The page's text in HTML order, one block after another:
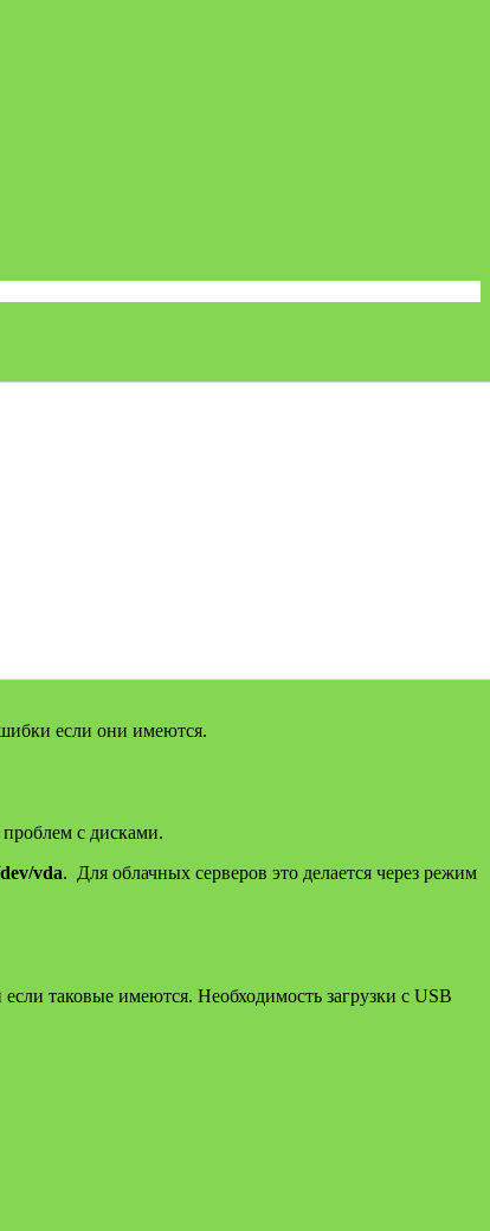
если они имеются.
с дисками.
vda. Для облачных серверов это делается через режим
таковые имеются. Необходимость загрузки с USB